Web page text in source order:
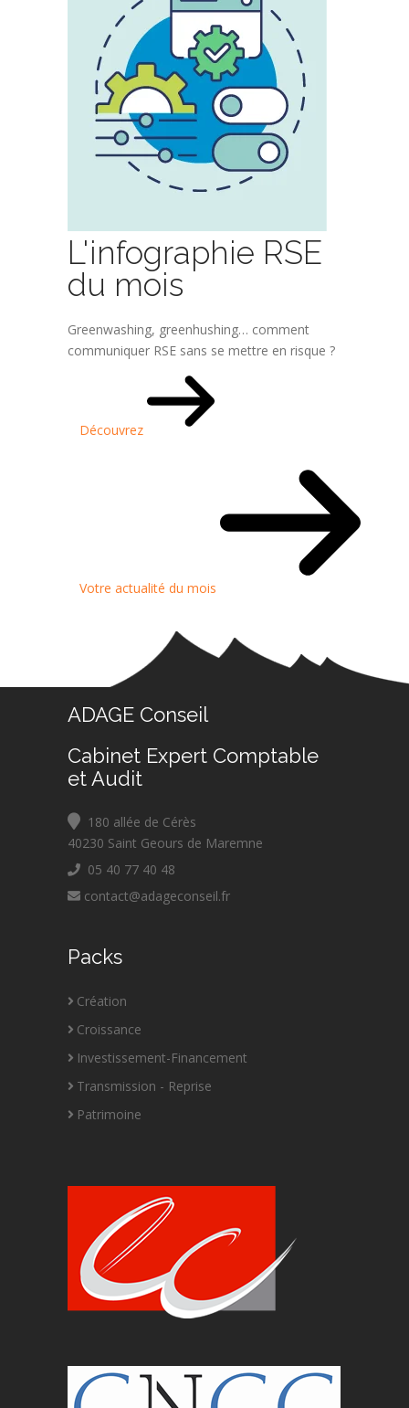
L'infographie RSE
du mois
Greenwashing, greenhushing… comment
communiquer RSE sans se mettre en risque ?
Découvrez
Votre actualité du mois
ADAGE Conseil
Cabinet Expert Comptable
et Audit
180 allée de Cérès
40230 Saint Geours de Maremne
05 40 77 40 48
contact@adageconseil.fr
Packs
Création
Croissance
Investissement-Financement
Transmission - Reprise
Patrimoine